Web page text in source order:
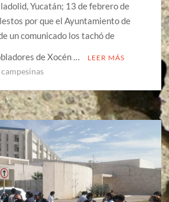
Yucatán; 13 de febrero de
por que el Ayuntamiento de
un comunicado los tachó de
de Xocén …
LEER MÁS